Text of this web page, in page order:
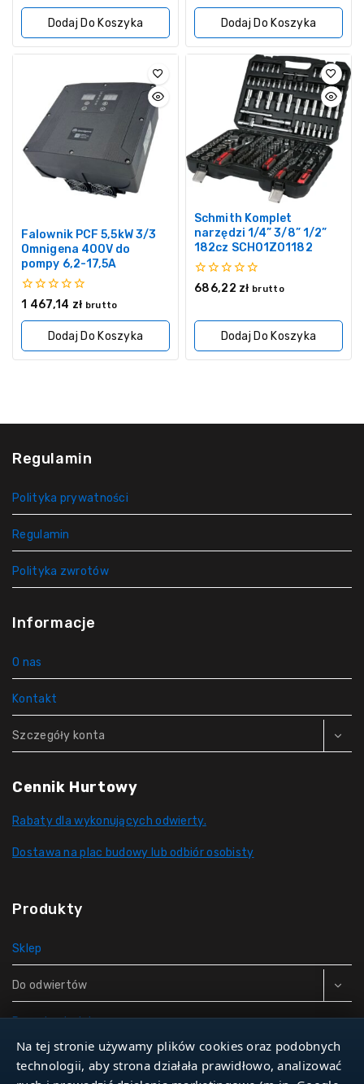
5
Dodaj Do Koszyka Dodaj Do Koszyka
Falownik PCF 5,5kW 3/3
Omnigena 400V do
pompy 6,2-17,5A
0
5
1 467,14 zł brutto
Dodaj Do Koszyka
Schmith Komplet
narzędzi 1/4” 3/8” 1/2”
182cz SCH01Z01182
0
686,22 zł brutto
Dodaj Do Koszyka
Regulamin
Polityka prywatności
Regulamin
Polityka zwrotów
Informacje
O nas
Kontakt
Szczegóły konta
Cennik Hurtowy
Rabaty dla wykonujących odwierty.
Dostawa na plac budowy lub odbiór osobisty
Produkty
Sklep
Do odwiertów
Rury do studni
Zbiorniki hydroforowe
Na tej stronie używamy plików cookies oraz podobnych
technologii, aby strona działała prawidłowo, analizować